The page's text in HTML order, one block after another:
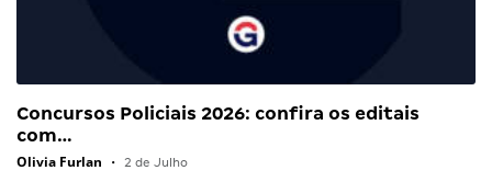
Concursos Policiais 2026: confira os editais
com…
Olivia Furlan • 2 de Julho